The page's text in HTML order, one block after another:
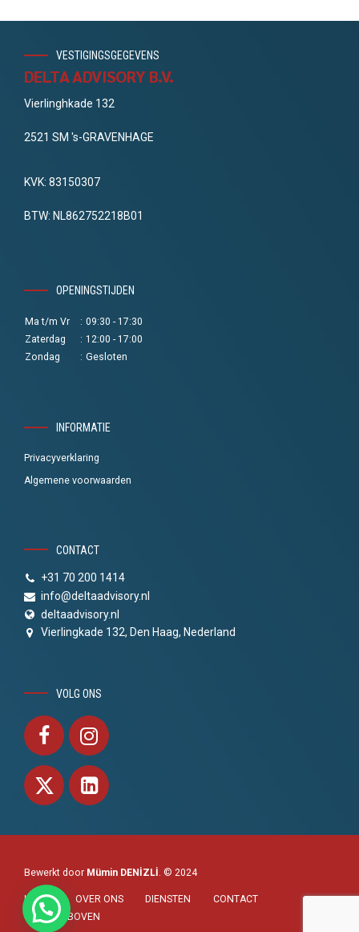
VESTIGINGSGEGEVENS
DELTA ADVISORY B.V.
Vierlinghkade 132
2521 SM 's-GRAVENHAGE
KVK: 83150307
BTW: NL862752218B01
OPENINGSTIJDEN
Ma t/m Vr : 09:30 - 17:30
Zaterdag
: 12:00 - 17:00
Zondag
: Gesloten
INFORMATIE
Privacyverklaring
Algemene voorwaarden
CONTACT
+31 70 200 1414
info@deltaadvisory.nl
deltaadvisory.nl
Vierlingkade 132, Den Haag, Nederland
VOLG ONS
Bewerkt door Mümin DENİZLİ. © 2024
HOME OVER ONS DIENSTEN
CONTACT
NAAR BOVEN